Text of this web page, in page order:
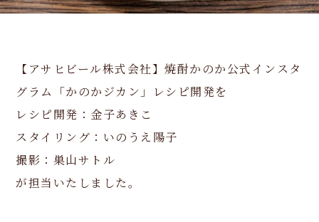
【アサヒビール株式会社】焼酎かのか公式インスタ
グラム「かのかジカン」レシピ開発を
レシピ開発：金子あきこ
スタイリング：いのうえ陽子
撮影：巣山サトル
が担当いたしました。